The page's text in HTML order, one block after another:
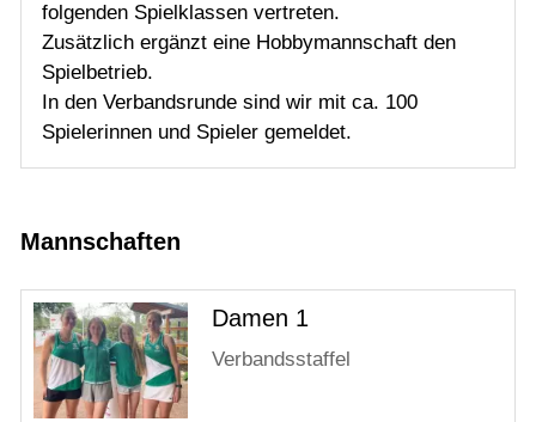
folgenden Spielklassen vertreten.
Zusätzlich ergänzt eine Hobbymannschaft den
Spielbetrieb.
In den Verbandsrunde sind wir mit ca. 100
Spielerinnen und Spieler gemeldet.
Mannschaften
Damen 1
Verbandsstaffel